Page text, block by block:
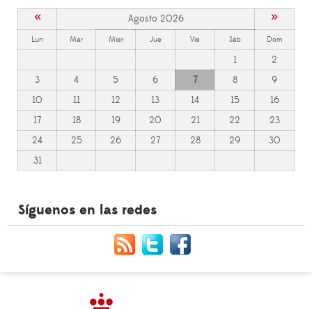
« Agosto 2026 »
Lun Mar Mier Jue Vie Sáb Dom
1
2
3
4 5 6 7 8
9
10
11 12 13 14 15
16
17
18 19 20 21 22
23
24
25 26 27 28 29
30
31
Síguenos en las redes